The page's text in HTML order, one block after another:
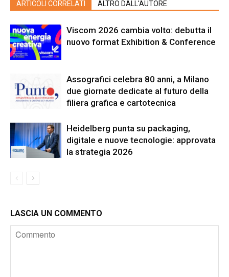
ARTICOLI CORRELATI ALTRO DALL'AUTORE
Viscom 2026 cambia volto: debutta il
nuovo format Exhibition & Conference
Assografici celebra 80 anni, a Milano
due giornate dedicate al futuro della
filiera grafica e cartotecnica
Heidelberg punta su packaging,
digitale e nuove tecnologie: approvata
la strategia 2026
LASCIA UN COMMENTO